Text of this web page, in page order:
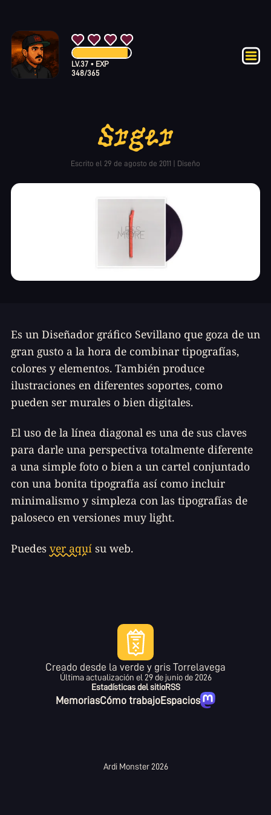
LV.37 •EXP
348/365
Srger
Escrito el 29 de agosto de 2011 | Diseño
Es un Diseñador gráfico Sevillano que goza de un
gran gusto a la hora de combinar tipografías,
colores y elementos. También produce
ilustraciones en diferentes soportes, como
pueden ser murales o bien digitales.
El uso de la línea diagonal es una de sus claves
para darle una perspectiva totalmente diferente
a una simple foto o bien a un cartel conjuntado
con una bonita tipografía así como incluir
minimalismo y simpleza con las tipografías de
palosecoen versiones muy light.
Puedes ver aquísu web.
Creado desde la verde y gris Torrelavega
Última actualización el29 de junio de 2026
Estadísticas del sitioRSS
MemoriasCómo trabajoEspacios
Ardi Monster 2026